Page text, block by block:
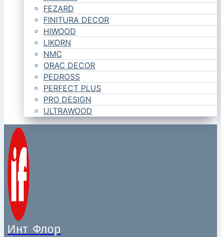
FEZARD
FINITURA DECOR
HIWOOD
LIKORN
NMC
ORAC DECOR
PEDROSS
PERFECT PLUS
PRO DESIGN
ULTRAWOOD
Инт Флор